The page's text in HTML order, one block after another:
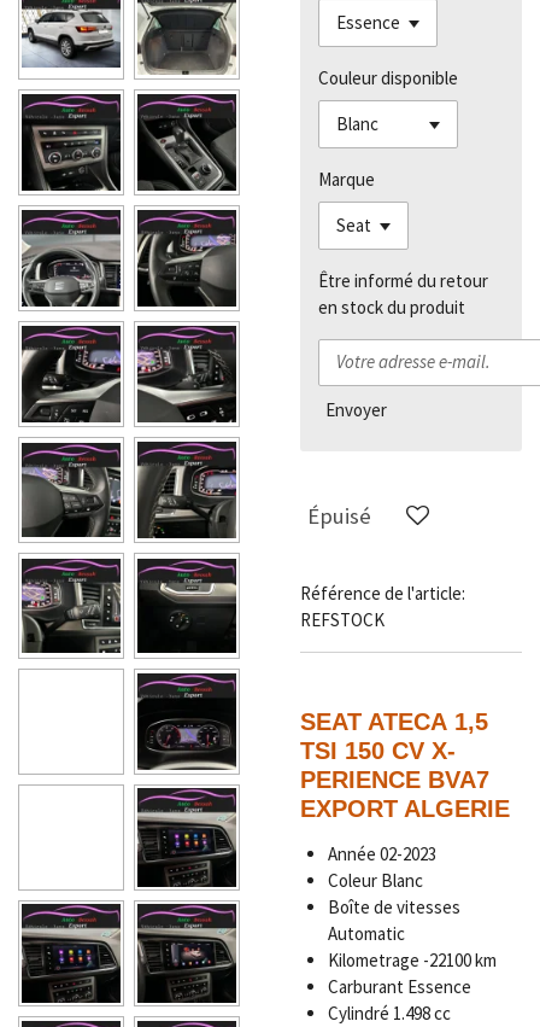
Couleur disponible
Marque
Être informé du retour
en stock du produit
Envoyer
Épuisé
Référence de l'article:
REFSTOCK
SEAT ATECA 1,5
TSI 150 CV X-
PERIENCE BVA7
EXPORT ALGERIE
Année 02-2023
Coleur Blanc
Boîte de vitesses
Automatic
Kilometrage -22100 km
Carburant Essence
Cylindré 1.498 cc